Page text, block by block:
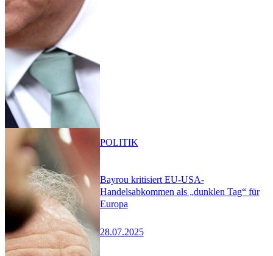
Bayrou kritisiert EU-USA-
Handelsabkommen als „dunklen Tag“ für
Europa
28.07.2025
POLITIK